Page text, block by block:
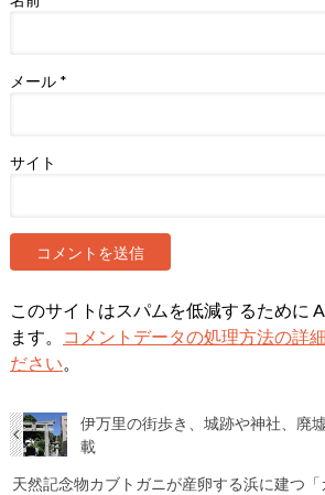
メール *
サイト
このサイトはスパムを低減するために
ます。
コメントデータの処理方法の詳
ださい。
伊万里の街歩き、城跡や神社、廃
載
天然記念物カブトガニが産卵する浜に建つ